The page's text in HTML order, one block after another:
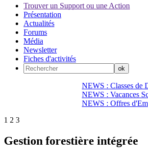
Trouver un Support ou une Action
Présentation
Actualités
Forums
Média
Newsletter
Fiches d'activités
NEWS : Classes de
NEWS : Vacances
NEWS : Offres
1 2 3
Gestion forestière intégrée